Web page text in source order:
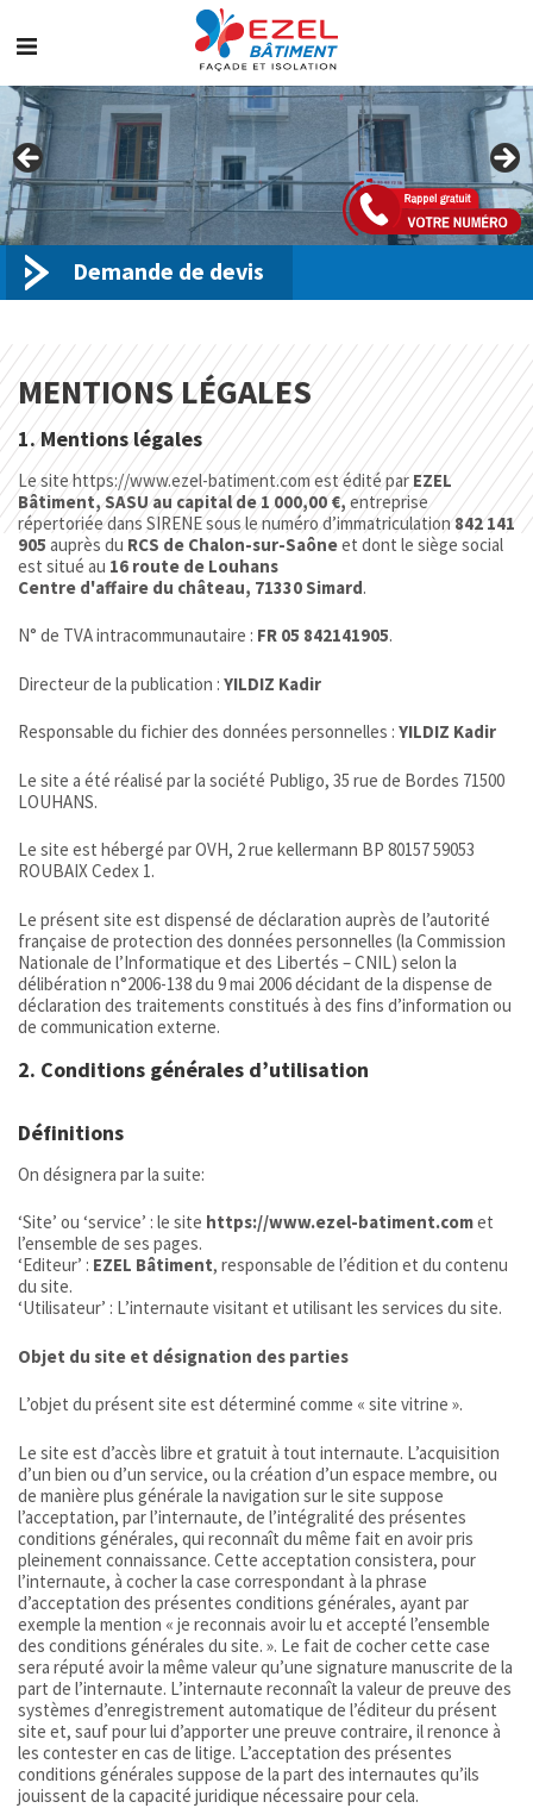
content
Demande de devis
MENTIONS LÉGALES
1. Mentions légales
Le site https://www.ezel-batiment.com est édité par EZEL
Bâtiment, SASU au capital de 1 000,00 €, entreprise
répertoriée dans SIRENE sous le numéro d’immatriculation842 141
905 auprès du RCS de Chalon-sur-Saôneet dont le siège social
est situé au 16 route de Louhans
Centre d'affaire du château, 71330 Simard.
N° de TVA intracommunautaire : FR 05 842141905.
Directeur de la publication : YILDIZ Kadir
Responsable du fichier des données personnelles : YILDIZ Kadir
Le site a été réalisé par la société Publigo, 35 rue de Bordes 71500
LOUHANS.
Le site est hébergé par OVH, 2 rue kellermann BP 80157 59053
ROUBAIX Cedex 1.
Le présent site est dispensé de déclaration auprès de l’autorité
française de protection des données personnelles (la Commission
Nationale de l’Informatique et des Libertés – CNIL) selon la
délibération n°2006-138 du 9 mai 2006 décidant de la dispense de
déclaration des traitements constitués à des fins d’information ou
de communication externe.
2. Conditions générales d’utilisation
Définitions
On désignera par la suite:
‘Site’ ou ‘service’ : le site https://www.ezel-batiment.comet
l’ensemble de ses pages.
‘Editeur’ : EZEL Bâtiment, responsable de l’édition et du contenu
du site.
‘Utilisateur’ : L’internaute visitant et utilisant les services du site.
Objet du site et désignation des parties
L’objet du présent site est déterminé comme « site vitrine ».
Le site est d’accès libre et gratuit à tout internaute. L’acquisition
d’un bien ou d’un service, ou la création d’un espace membre, ou
de manière plus générale la navigation sur le site suppose
l’acceptation, par l’internaute, de l’intégralité des présentes
conditions générales, qui reconnaît du même fait en avoir pris
pleinement connaissance. Cette acceptation consistera, pour
l’internaute, à cocher la case correspondant à la phrase
d’acceptation des présentes conditions générales, ayant par
exemple la mention « je reconnais avoir lu et accepté l’ensemble
des conditions générales du site. ». Le fait de cocher cette case
sera réputé avoir la même valeur qu’une signature manuscrite de la
part de l’internaute. L’internaute reconnaît la valeur de preuve des
systèmes d’enregistrement automatique de l’éditeur du présent
site et, sauf pour lui d’apporter une preuve contraire, il renonce à
les contester en cas de litige. L’acceptation des présentes
conditions générales suppose de la part des internautes qu’ils
jouissent de la capacité juridique nécessaire pour cela.